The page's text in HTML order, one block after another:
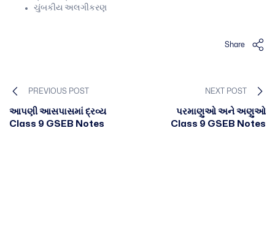
ચુંબકીય અલગીકરણ
Share
PREVIOUS POST
આપણી આસપાસમાં દ્રવ્ય
Class 9 GSEB Notes
NEXT POST
પરમાણુઓ અને અણુઓ
Class 9 GSEB Notes